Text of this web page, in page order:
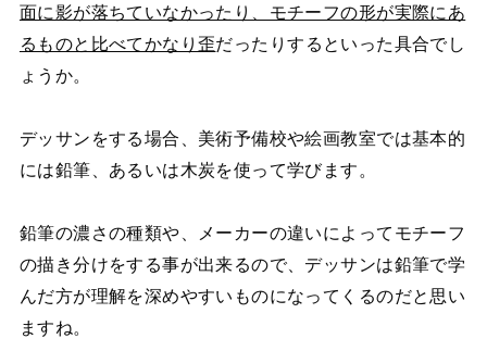
面に影が落ちていなかったり、モチーフの形が実際にあ
るものと比べてかなり歪だったりするといった具合でし
ょうか。
デッサンをする場合、美術予備校や絵画教室では基本的
には鉛筆、あるいは木炭を使って学びます。
鉛筆の濃さの種類や、メーカーの違いによってモチーフ
の描き分けをする事が出来るので、デッサンは鉛筆で学
んだ方が理解を深めやすいものになってくるのだと思い
ますね。